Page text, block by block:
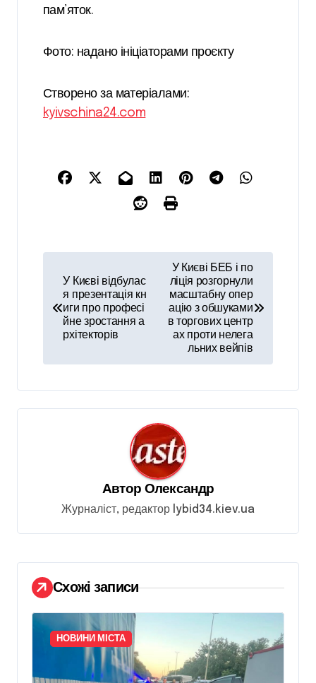
пам’яток.
Фото: надано ініціаторами проєкту
Створено за матеріалами:
kyivschina24.com
в
ц
с
і
в
У Києві відбулас
я презентація кн
иги про професі
йне зростання а
рхітекторів
У Києві БЕБ і по
ліція розгорнули
масштабну опер
ацію з обшуками
в торгових центр
ах проти нелега
льних вейпів
Автор Олександр
Журналіст, редактор lybid34.kiev.ua
Схожі записи
НОВИНИ МІСТА